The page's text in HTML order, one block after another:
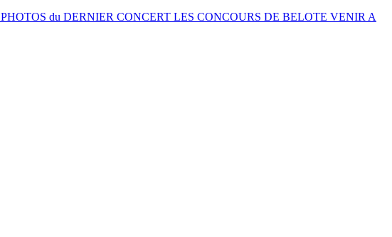
PHOTOS du DERNIER CONCERT LES CONCOURS DE BELOTE VENIR A